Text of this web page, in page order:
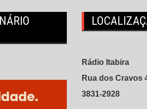
Rádio Itabira
Rua dos Cravos
3831-2928